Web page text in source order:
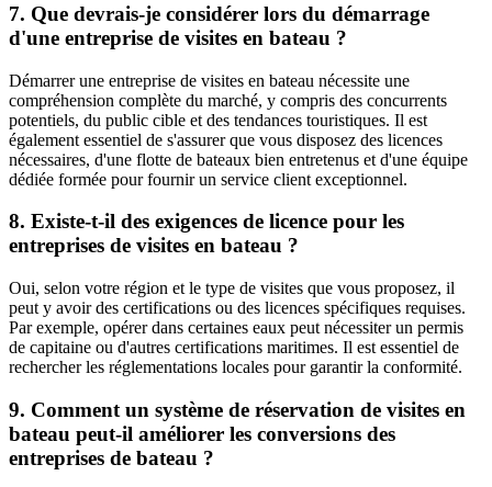
7. Que devrais-je considérer lors du démarrage
d'une entreprise de visites en bateau ?
Démarrer une entreprise de visites en bateau nécessite une
compréhension complète du marché, y compris des concurrents
potentiels, du public cible et des tendances touristiques. Il est
également essentiel de s'assurer que vous disposez des licences
nécessaires, d'une flotte de bateaux bien entretenus et d'une équipe
dédiée formée pour fournir un service client exceptionnel.
8. Existe-t-il des exigences de licence pour les
entreprises de visites en bateau ?
Oui, selon votre région et le type de visites que vous proposez, il
peut y avoir des certifications ou des licences spécifiques requises.
Par exemple, opérer dans certaines eaux peut nécessiter un permis
de capitaine ou d'autres certifications maritimes. Il est essentiel de
rechercher les réglementations locales pour garantir la conformité.
9. Comment un système de réservation de visites en
bateau peut-il améliorer les conversions des
entreprises de bateau ?